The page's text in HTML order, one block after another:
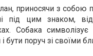
приносячи з собою
під цим знаком,
Собака символізує
поруч зі своїми